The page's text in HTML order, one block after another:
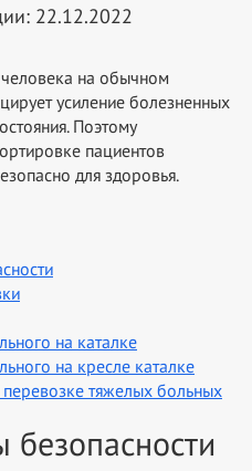
22.12.2022
на обычном
усиление болезненных
Поэтому
пациентов
для здоровья.
на каталке
на кресле каталке
тяжелых больных